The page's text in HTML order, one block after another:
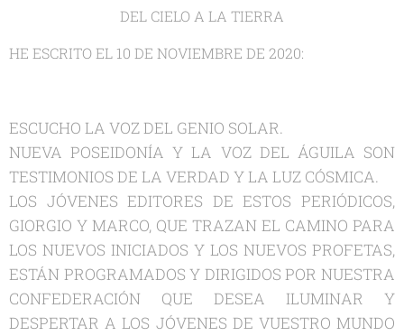
DEL CIELO A LA TIERRA
HE ESCRITO EL 10 DE NOVIEMBRE DE 2020:
ESCUCHO LA VOZ DEL GENIO SOLAR.
NUEVA POSEIDONÍA Y LA VOZ DEL ÁGUILA SON
TESTIMONIOS DE LA VERDAD Y LA LUZ CÓSMICA.
LOS JÓVENES EDITORES DE ESTOS PERIÓDICOS,
GIORGIO Y MARCO, QUE TRAZAN EL CAMINO PARA
LOS NUEVOS INICIADOS Y LOS NUEVOS PROFETAS,
ESTÁN PROGRAMADOS Y DIRIGIDOS POR NUESTRA
CONFEDERACIÓN QUE DESEA ILUMINAR Y
DESPERTAR A LOS JÓVENES DE VUESTRO MUNDO